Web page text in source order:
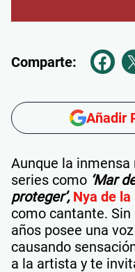
Comparte:
Añadir
Aunque la
series como ‘Mar
proteger’, Nya de la
como cantante.
años posee una
causando
a la artista y te